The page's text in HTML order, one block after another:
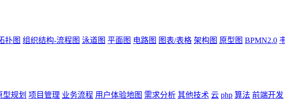
扑图 组织结构-流程图 泳道图 平面图 电路图 图表/表格 架构图 原型图 BPMN2.0
型规划 项目管理 业务流程 用户体验地图 需求分析 其他技术 云 php 算法 前端开发